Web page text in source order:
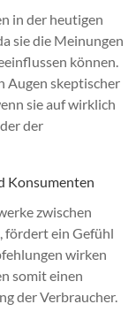
in der heutigen
sie die Meinungen
können.
Augen skeptischer
sie auf wirklich
der
Konsumenten
zwischen
fördert ein Gefühl
wirken
somit einen
der Verbraucher.